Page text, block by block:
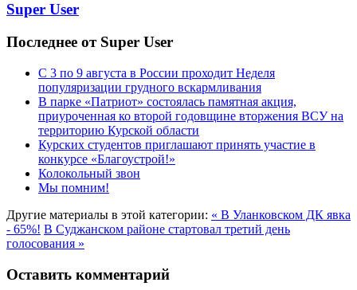
Super User
Последнее от Super User
С 3 по 9 августа в России проходит Неделя
популяризации грудного вскармливания
В парке «Патриот» состоялась памятная акция,
приуроченная ко второй годовщине вторжения ВСУ на
территорию Курской области
Курских студентов приглашают принять участие в
конкурсе «Благоустрой!»
Колокольный звон
Мы помним!
Другие материалы в этой категории: « В Уланковском ДК явка
- 65%! В Суджанском районе стартовал третий день
голосования »
Оставить комментарий